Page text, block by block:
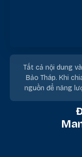
Tất cả nội dung
Bảo Tháp. Khi
nguồn để năng